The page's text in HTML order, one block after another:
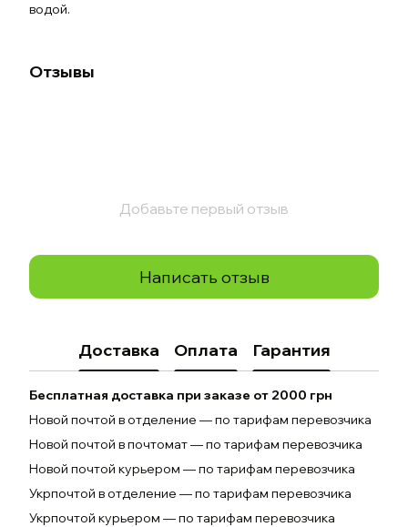
водой.
Отзывы
Добавьте первый отзыв
Написать отзыв
Доставка Оплата Гарантия
Бесплатная доставка при заказе от 2000 грн
Новой почтой в отделение — по тарифам перевозчика
Новой почтой в почтомат — по тарифам перевозчика
Новой почтой курьером — по тарифам перевозчика
Укрпочтой в отделение — по тарифам перевозчика
Укрпочтой курьером — по тарифам перевозчика